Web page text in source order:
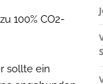
100% CO2-
sollte ein